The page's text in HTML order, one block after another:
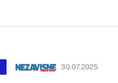
30.07.2025